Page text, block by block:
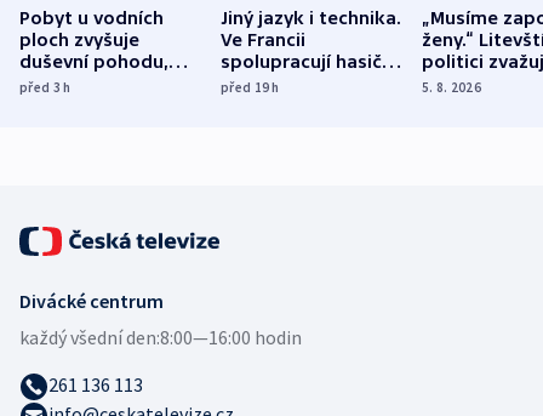
Pobyt u vodních
ploch zvyšuje
duševní pohodu,
ukázala
před 3h
Jiný jazyk i technika.
Ve Francii
spolupracují hasiči z
různých zemí
před 19h
„Musíme
ženy.“
politici
dohodu o
5. 8. 2026
Divácké centrum
každý všední den:8:00—16:00 hodin
261 136 113